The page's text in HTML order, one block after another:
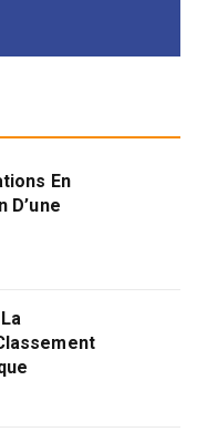
En
D’une